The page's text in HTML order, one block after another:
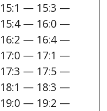
15:1 — 15:3 —
15:4 — 16:0 —
16:2 — 16:4 —
17:0 — 17:1 —
17:3 — 17:5 —
18:1 — 18:3 —
19:0 — 19:2 —